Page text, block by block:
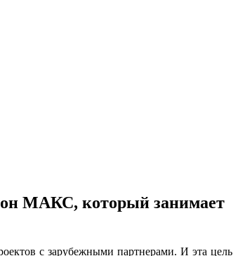
МАКС, который занимает
с зарубежными партнерами. И эта цель